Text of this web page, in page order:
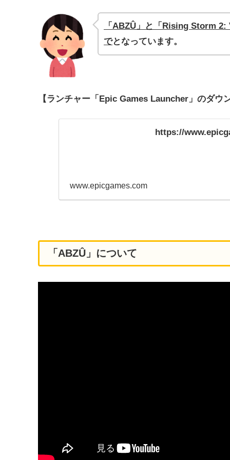
「ABZÛ」と「Rising Storm
でとなっています。
【ランチャー「Epic Games Launcher」のダウ
https://
www.epicgames.com
「ABZÛ」について